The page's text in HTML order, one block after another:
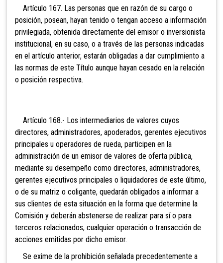
Artículo 167. Las personas que en razón de su cargo o
posición, posean, hayan tenido o tengan acceso a información
privilegiada, obtenida directamente del emisor o inversionista
institucional, en su caso, o a través de las personas indicadas
en el artículo anterior, estarán obligadas a dar cumplimiento a
las normas de este Título aunque hayan cesado en la relación
o posición respectiva.
Artículo 168.- Los intermediarios de valores cuyos
directores, administradores, apoderados, gerentes ejecutivos
principales u operadores de rueda, participen en la
administración de un emisor de valores de oferta pública,
mediante su desempeño como directores, administradores,
gerentes ejecutivos principales o liquidadores de este último,
o de su matriz o coligante, quedarán obligados a informar a
sus clientes de esta situación en la forma que determine la
Comisión y deberán abstenerse de realizar para sí o para
terceros relacionados, cualquier operación o transacción de
acciones emitidas por dicho emisor.
Se exime de la prohibición señalada precedentemente a